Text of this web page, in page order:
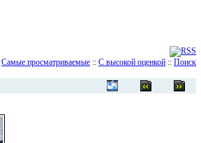
Самые просматриваемые :: С высокой оценкой :: Поиск